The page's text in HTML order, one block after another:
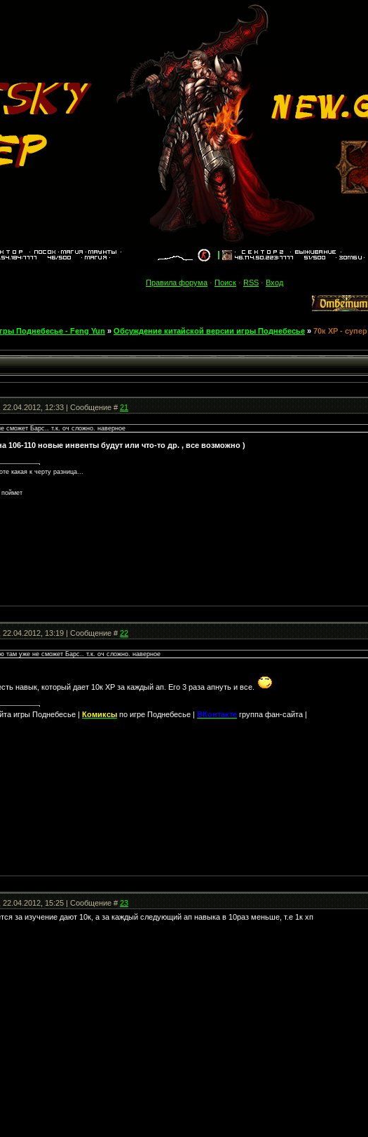
Правила форума · Поиск · RSS · Вход
Поднебесье - Feng Yun » Обсуждение китайской версии игры Поднебесье » 70к ХР - супер
22.04.2012, 12:33 | Сообщение #21
сможет Барс.. т.к. оч сложно. наверное
106-110 новые инвенты будут или что-то др. , все возможно )
какая к черту разница...
22.04.2012, 13:19 | Сообщение #22
там уже не сможет Барс.. т.к. оч сложно. наверное
навык, который дает 10к ХР за каждый ап. Его 3 раза апнуть и все.
игры Поднебесье | Комиксы по игре Поднебесье | ВКонтакте группа фан-сайта |
22.04.2012, 15:25 | Сообщение #23
за изучение дают 10к, а за каждый следующий ап навыка в 10раз меньше, т.е 1к хп